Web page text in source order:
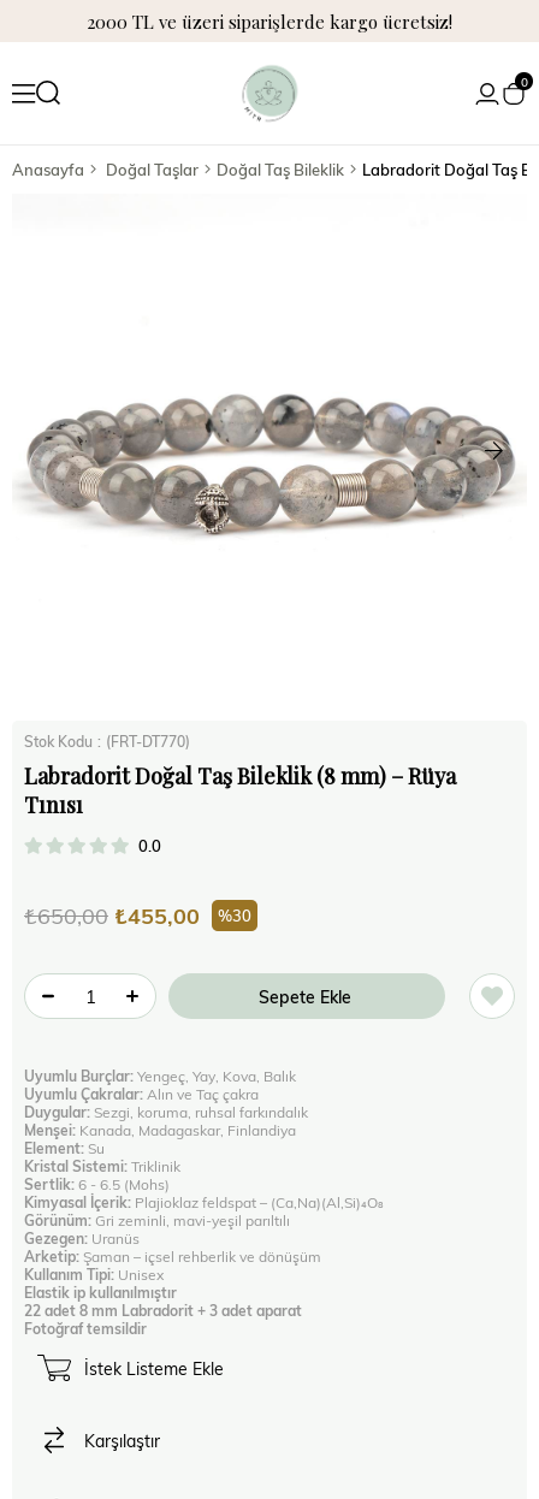
2000 TL ve üzeri siparişlerde kargo ücretsiz!
0
Anasayfa Doğal Taşlar Doğal Taş Bileklik Labradorit Doğal Taş
Stok Kodu (FRT-DT770)
Labradorit Doğal Taş Bileklik (8 mm) – Rüya
Tınısı
0.0
₺650,00 ₺455,00 30
Uyumlu Burçlar:Yengeç, Yay, Kova, Balık
Uyumlu Çakralar: Alın ve Taç çakra
Duygular: Sezgi, koruma, ruhsal farkındalık
Menşei: Kanada, Madagaskar, Finlandiya
Element: Su
Kristal Sistemi:Triklinik
Sertlik:6 - 6.5 (Mohs)
Kimyasal İçerik: Plajioklaz feldspat – (Ca,Na)(Al,Si)₄O₈
Görünüm: Gri zeminli, mavi-yeşil parıltılı
Gezegen: Uranüs
Arketip: Şaman – içsel rehberlik ve dönüşüm
Kullanım Tipi: Unisex
Elastik ip kullanılmıştır
22 adet 8 mm Labradorit + 3 adet aparat
Fotoğraf temsildir
İstek Listeme Ekle
Karşılaştır